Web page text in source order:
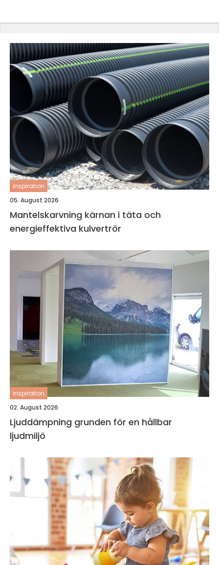
inspiration
05. August 2026
Mantelskarvning kärnan i täta och
energieffektiva kulvertrör
inspiration
02. August 2026
Ljuddämpning grunden för en hållbar
ljudmiljö